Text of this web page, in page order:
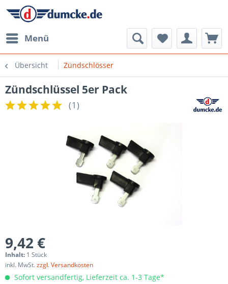
Menü
Übersicht Zündschlösser
Zündschlüssel 5er Pack
(1)
9,42 €
Inhalt: 1 Stück
inkl. MwSt.zzgl. Versandkosten
Sofort versandfertig, Lieferzeit ca. 1-3 Tage*